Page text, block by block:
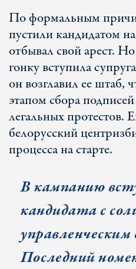
По формальным
пустили кандидатом
отбывал свой арест.
гонку вступила
он возглавил ее штаб,
этапом сбора
легальных протестов.
белорусский
процесса на старте.
В кампанию
кандидата с
Последний